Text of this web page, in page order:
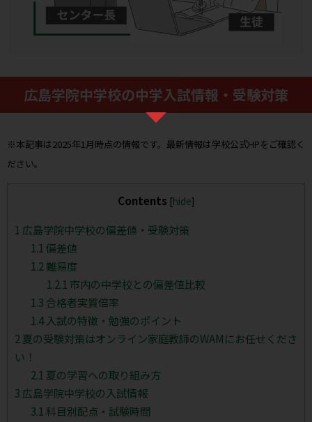
広島学院中学校の中学入試情報・受験対策
※本記事は2025年1月時点の情報です。最新情報は学校公式HPをご確認く
ださい。
Contents [hide]
1 広島学院中学校の偏差値・受験対策
1.1 偏差値
1.2 難易度
1.2.1 市内の中学校との偏差値比較
1.3 合格者実質倍率
1.4入試の特徴・勉強のポイント
2 夏の受験対策はオンライン家庭教師のWAMにお任せくださ
い！
2.1 夏の学習への取り組み方
3 広島学院中学校の入試情報
3.1 科目別配点・試験時間